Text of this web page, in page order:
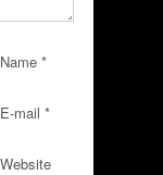
Name *
E-mail *
Website